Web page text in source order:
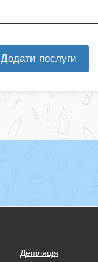
Додати послуги
Депіляція